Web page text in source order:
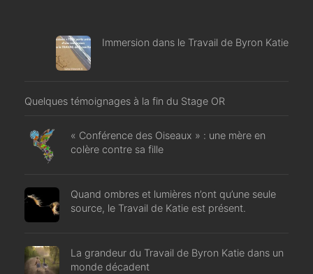
Immersion dans le Travail de Byron Katie
Quelques témoignages à la fin du Stage OR
« Conférence des Oiseaux » : une mère en
colère contre sa fille
Quand ombres et lumières n’ont qu’une seule
source, le Travail de Katie est présent.
La grandeur du Travail de Byron Katie dans un
monde décadent